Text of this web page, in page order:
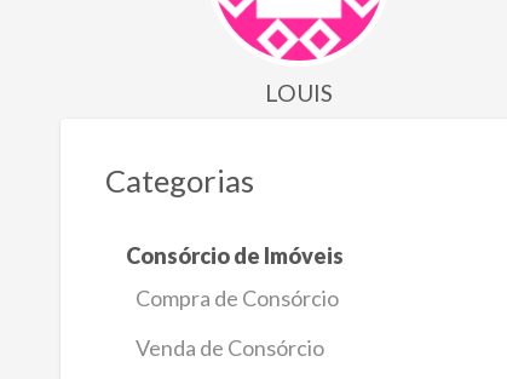
LOUIS
Categorias
Consórcio de Imóveis
Compra de Consórcio
Venda de Consórcio